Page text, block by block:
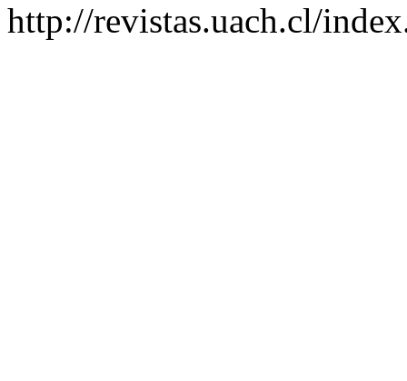
http://revistas.uach.cl/